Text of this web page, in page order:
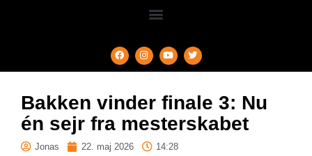
Bakken vinder finale 3: Nu
én sejr fra mesterskabet
Jonas 22. maj 2026 14:28